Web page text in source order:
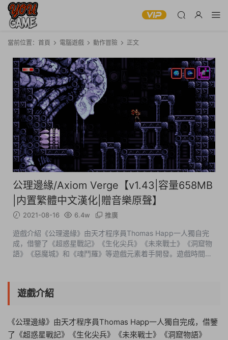
當前位置： 首頁 電腦遊戲 動作冒險 正文
公理邊緣/Axiom Verge【v1.43|容量658MB
|内置繁體中文漢化|贈音樂原聲】
2021-08-16 6.4w 推廣
遊戲介紹《公理邊緣》由天才程序員Thomas Happ一人獨自完
成，借鑒了《超惑星戰記》《生化尖兵》《未來戰士》《洞窟物
語》《惡魔城》和《魂鬥羅》等遊戲元素着手開發。遊戲時間長
遊戲介紹
《公理邊緣》由天才程序員Thomas Happ一人獨自完成，借鑒
了《超惑星戰記》《生化尖兵》《未來戰士》《洞窟物語》